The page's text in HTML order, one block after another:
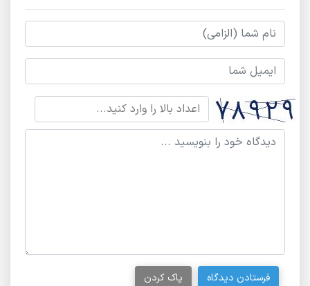
فرستادن دیدگاه پاک کردن